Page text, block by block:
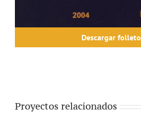
Descargar folleto
Proyectos relacionados